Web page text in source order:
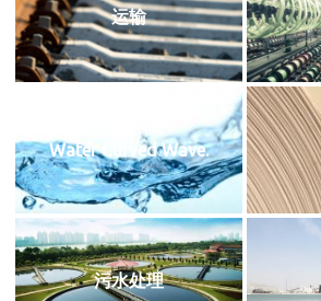
运输
Water Curved Wave.
污水处理